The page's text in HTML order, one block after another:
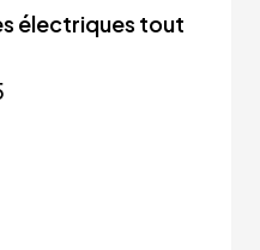
électriques tout